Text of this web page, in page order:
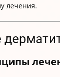
лечения.